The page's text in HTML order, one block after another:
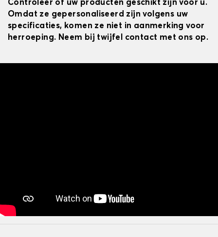
Controleer of uw producten geschikt zijn voor u.
Omdat ze gepersonaliseerd zijn volgens uw
specificaties, komen ze niet in aanmerking voor
herroeping. Neem bij twijfel contact met ons op.